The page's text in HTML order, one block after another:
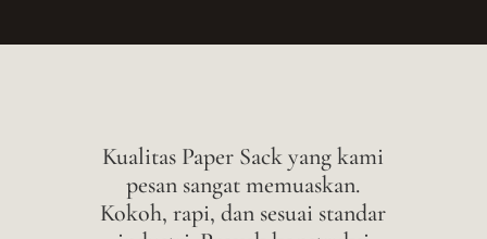
Kualitas Paper Sack yang kami
pesan sangat memuaskan.
Kokoh, rapi, dan sesuai standar